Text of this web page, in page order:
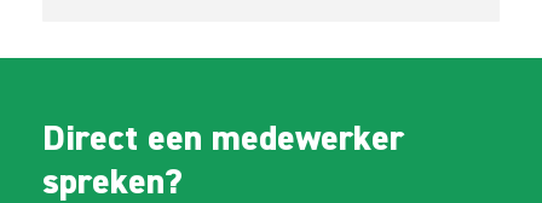
Direct een medewerker
spreken?